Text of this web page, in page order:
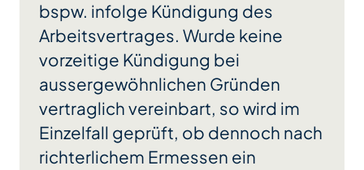
bspw. infolge Kündigung des
Arbeitsvertrages. Wurde keine
vorzeitige Kündigung bei
aussergewöhnlichen Gründen
vertraglich vereinbart, so wird im
Einzelfall geprüft, ob dennoch nach
richterlichem Ermessen ein